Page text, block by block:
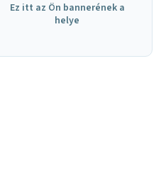
Ez itt az Ön bannerének a
helye